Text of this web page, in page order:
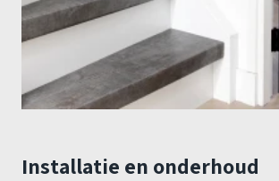
Installatie en onderhoud